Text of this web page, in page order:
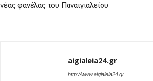
νέας φανέλας του Παναιγιαλείου
aigialeia24.gr
http://www.aigialeia24.gr